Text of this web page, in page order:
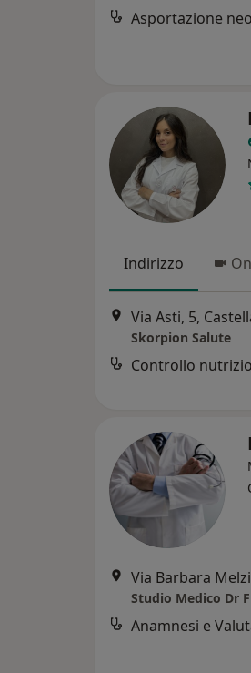
Asportazione
Indirizzo
Via Asti, 5,
Skorpion Salute
Controllo
Via Barbara
Studio Medico Dr
Anamnesi e